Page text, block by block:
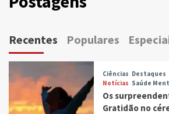
Recentes Populares
Ciências Destaques
Notícias Saúde
Os
Gratidão no